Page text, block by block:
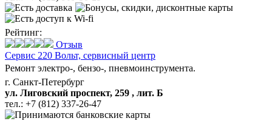
Рейтинг:
Отзыв
Сервис 220 Вольт, сервисный центр
Ремонт электро-, бензо-, пневмоинструмента.
г. Санкт-Петербург
ул. Лиговский проспект, 259 , лит. Б
тел.: +7 (812) 337-26-47